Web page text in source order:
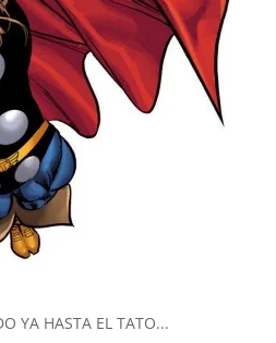
YA HASTA EL TATO...